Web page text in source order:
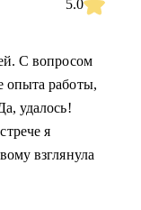
5.0
С вопросом
опыта работы,
удалось!
я
взглянула